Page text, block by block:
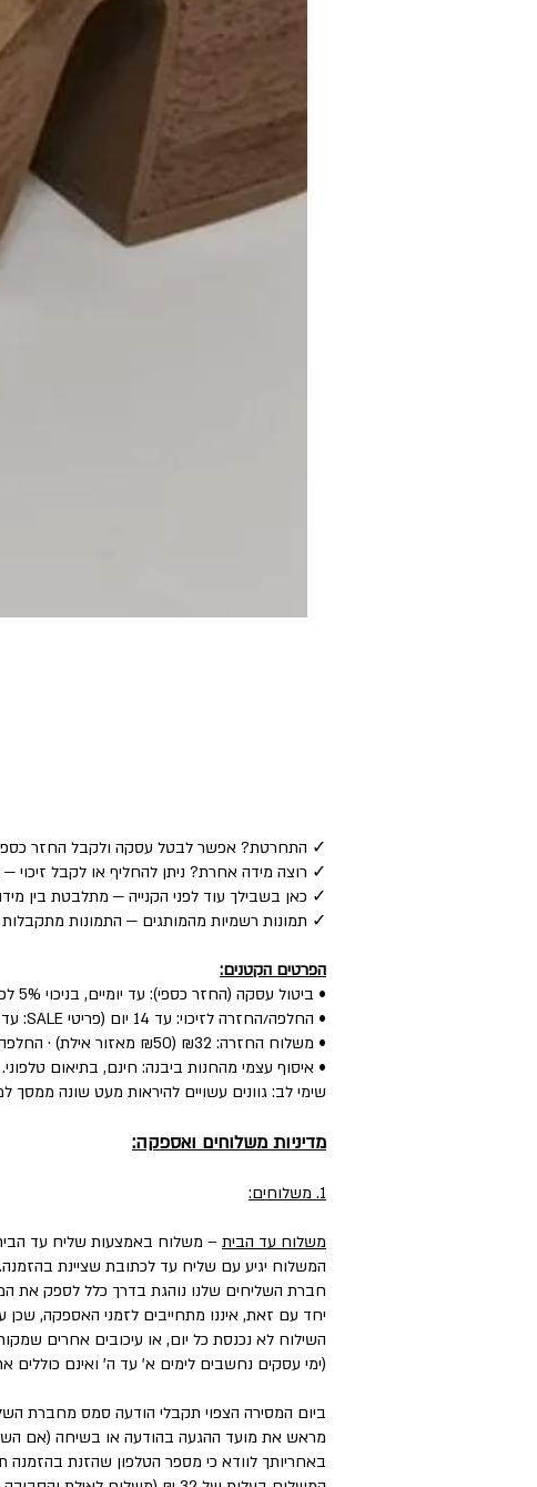
✓ התחרטת? אפשר לבטל עסקה ולקבל החזר כספי לאמצעי
✓ רוצה מידה אחרת? ניתן להחליף או לקבל זיכוי — עד 14
✓ כאן בשבילך עוד לפני הקנייה — מתלבטת בין
✓ תמונות רשמיות מהמותגים — התמונות
הפרטים הקטנים:
• ביטול עסקה (החזר כספי): עד יומיים, בניכוי 5% לפי חוק.
• החלפה/החזרה לזיכוי: עד 14 יום (פריטי SALE: עד יומיים) — הפריט חדש, עם התווית, ללא שימוש.
• משלוח החזרה: ₪32 (₪50 מאזור אילת) · החלפה: ₪60 (כולל איסוף + משלוח חדש).
• איסוף עצמי מהחנות ביבנה: חינם, בתיאום טלפוני.
שימי לב: גוונים עשויים להיראות מעט שונה ממסך
מדיניות משלוחים ואספקה:
1. משלוחים:
משלוח עד הבית – משלוח באמצעות שליח עד
המשלוח יגיע עם שליח עד לכתובת שציינת בהזמנה.
חברת השליחים שלנו נוהגת בדרך כלל לספק את המשלוחים עד 3 ימי עסקים, וליישובים, מושבים
יחד עם זאת, איננו מתחייבים לזמני האספקה, שכן
השילוח לא נכנסת כל יום, או עיכובים אחרים
(ימי עסקים נחשבים לימים א' עד ה' ואינם כוללים
ביום המסירה הצפוי תקבלי הודעה סמס מחברת
מראש את מועד ההגעה בהודעה או בשיחה (אם
באחריותך לוודא כי מספר הטלפון שהזנת בהזמנה